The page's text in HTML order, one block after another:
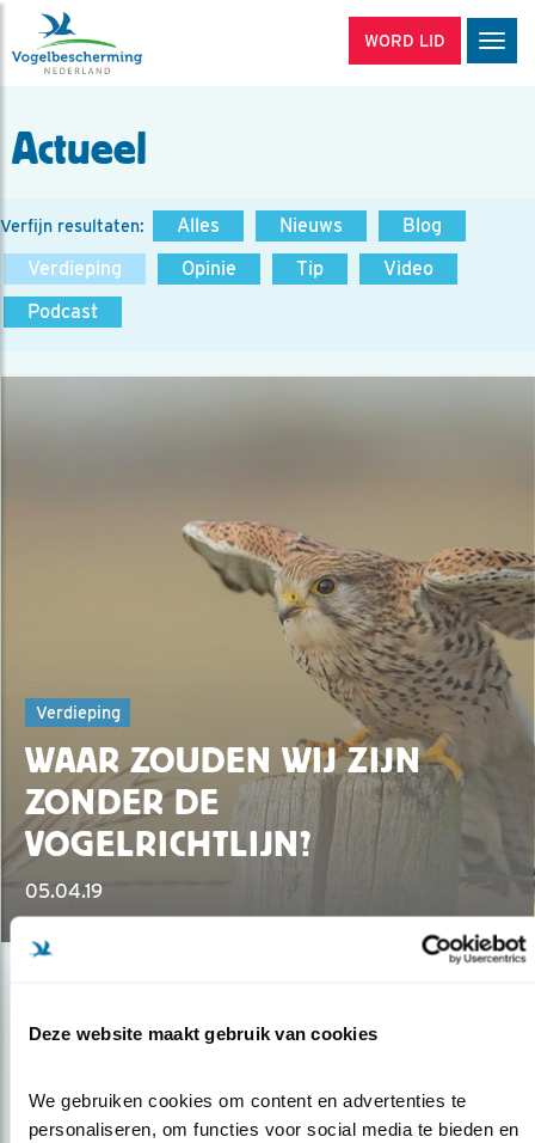
Deze website maakt gebruik van cookies
We gebruiken cookies om content en advertenties te
personaliseren, om functies voor social media te bieden en
WORD LID
Actueel
Verfijn resultaten: Alles Nieuws
Blog
Verdieping
Opinie Tip
Video
Podcast
Verdieping
WAAR ZOUDEN WIJ ZIJN
ZONDER DE
VOGELRICHTLIJN?
05.04.19